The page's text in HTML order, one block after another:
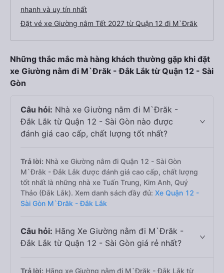
nhanh và uy tín nhất
Đặt vé xe Giường nằm Tết 2027 từ Quận 12 đi M`Đrăk
Những thắc mắc mà hàng khách thường gặp khi đặt
xe Giường nằm đi M`Đrăk - Đắk Lắk từ Quận 12 - Sài
Gòn
Câu hỏi: Nhà xe Giường nằm đi M`Đrăk -
Đắk Lắk từ Quận 12 - Sài Gòn nào được
đánh giá cao cấp, chất lượng tốt nhất?
Trả lời: Nhà xe Giường nằm đi Quận 12 - Sài Gòn
M`Đrăk - Đắk Lắk được đánh giá cao cấp, chất lượng
tốt nhất là những nhà xe Tuấn Trung, Kim Anh, Quý
Thảo (Đắk Lắk). Xem danh sách đầy đủ: Xe Quận 12 -
Sài Gòn M`Đrăk - Đắk Lắk
Câu hỏi: Hãng Xe Giường nằm đi M`Đrăk -
Đắk Lắk từ Quận 12 - Sài Gòn giá rẻ nhất?
Trả lời: Hãng xe Giường nằm đi M`Đrăk - Đắk Lắk từ